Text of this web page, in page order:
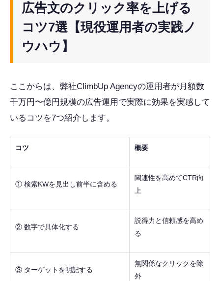
広告文のクリック率を上げる
コツ7選【現役運用者の実践ノ
ウハウ】
ここからは、弊社ClimbUp Agencyの運用者が月額数
千万円〜億円規模の広告運用で実際に効果を実感して
いるコツを7つ紹介します。
コツ 概要
① 検索KWを見出し前半に含める
関連性を高めてCTR向
上
② 数字で具体化する
説得力と信頼感を高め
る
③ ターゲットを明記する
無関係なクリックを除
外